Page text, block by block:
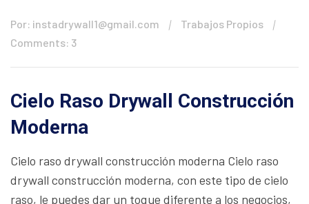
Por: instadrywall1@gmail.com
Trabajos Propios
Comments: 3
Cielo Raso Drywall Construcción
Moderna
Cielo raso drywall construcción moderna Cielo raso
drywall construcción moderna, con este tipo de cielo
raso, le puedes dar un toque diferente a los negocios,